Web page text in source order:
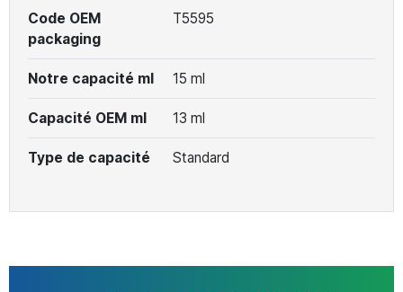
Code OEM
packaging
T5595
Notre capacité ml 15 ml
Capacité OEM ml 13 ml
Type de capacité Standard